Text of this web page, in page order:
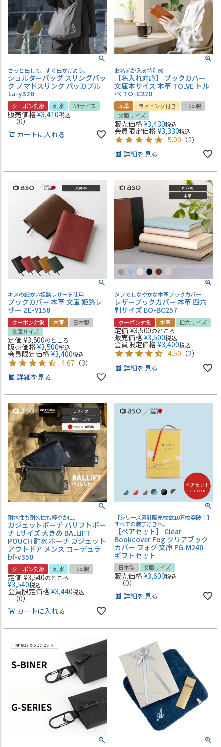
さっと出して、すぐ出かけよう。
ショルダーバッグ スリングバッ
グ ノマドスリング パッカブル
ta-y326
クーポン対象 耐水 A4サイズ
販売価格 ¥3,410税込
（0）
カートに入れる
お名前が入る特別感
【名入れ対応】 ブックカバー
文庫本サイズ 本革 TOLVE トル
ベ TO-C220
本革 ラッピング付き
日本製
文庫サイズ
販売価格 ¥3,430税込
会員限定価格 ¥3,330税込
5.00 （2）
詳細を見る
キメの細かい姫路レザーを使用
ブックカバー 本革 文庫 姫路レ
ザー ZE-V158
クーポン対象 本革
日本製
文庫サイズ
定価 ¥3,500のところ
販売価格 ¥3,500税込
会員限定価格 ¥3,400税込
4.67 （3）
詳細を見る
タフでしなやかな本革ブックカバー
レザーブックカバー 本革 四六
判サイズ BO-BC257
クーポン対象 本革 四六サイズ
定価 ¥3,500のところ
販売価格 ¥3,500税込
会員限定価格 ¥3,400税込
4.50 （2）
詳細を見る
耐水性も耐久性も軽やかに。
ガジェットポーチ バリフトポー
チ Lサイズ 大きめ BALLIFT
POUCH 耐水 ポーチ ガジェット
アウトドア メンズ コーデュラ
bf-v350
クーポン対象 耐水 日本製
定価 ¥3,540のところ
¥3,540税込
会員限定価格 ¥3,440税込
（0）
カートに入れる
【シリーズ累計販売枚数10万枚突破！】
すべての装丁好きへ。
【ペアセット】 Clear
Bookcover Fog クリアブック
カバー フォグ 文庫 FG-M240
ギフトセット
日本製 文庫サイズ
販売価格 ¥3,600税込
（0）
詳細を見る